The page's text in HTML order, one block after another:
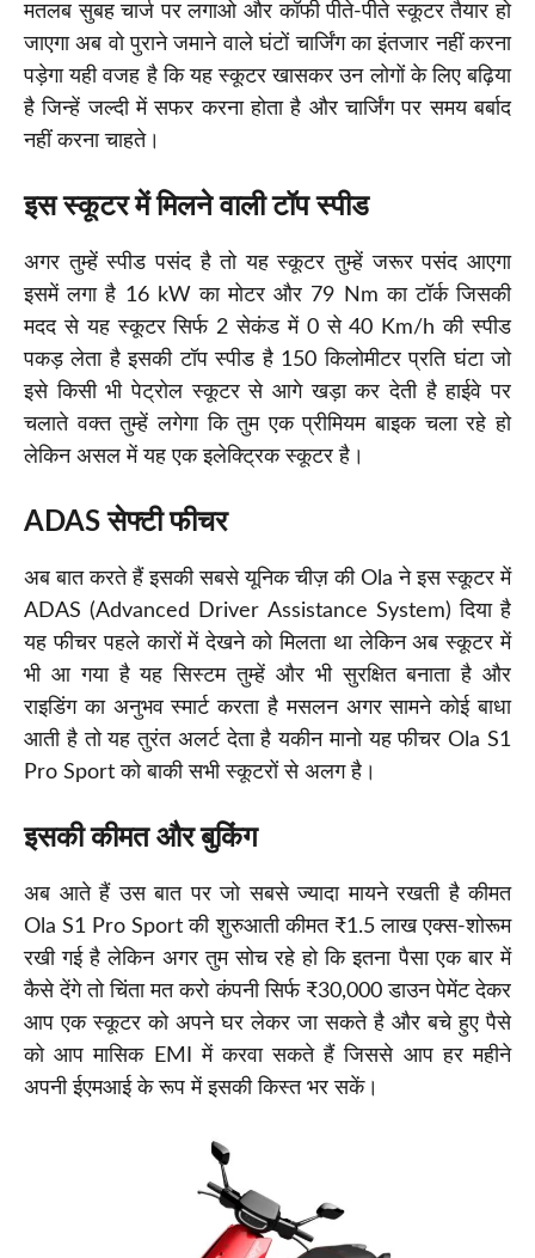
मतलब सुबह चार्ज पर लगाओ और कॉफी पीते-पीते स्कूटर तैयार हो
जाएगा अब वो पुराने जमाने वाले घंटों चार्जिंग का इंतजार नहीं करना
पड़ेगा यही वजह है कि यह स्कूटर खासकर उन लोगों के लिए बढ़िया
है जिन्हें जल्दी में सफर करना होता है और चार्जिंग पर समय बर्बाद
नहीं करना चाहते।
इस स्कूटर में मिलने वाली टॉप स्पीड
अगर तुम्हें स्पीड पसंद है तो यह स्कूटर तुम्हें जरूर पसंद आएगा
इसमें लगा है 16 kW का मोटर और 79 Nm का टॉर्क जिसकी
मदद से यह स्कूटर सिर्फ 2 सेकंड में 0 से 40 Km/h की स्पीड
पकड़ लेता है इसकी टॉप स्पीड है 150 किलोमीटर प्रति घंटा जो
इसे किसी भी पेट्रोल स्कूटर से आगे खड़ा कर देती है हाईवे पर
चलाते वक्त तुम्हें लगेगा कि तुम एक प्रीमियम बाइक चला रहे हो
लेकिन असल में यह एक इलेक्ट्रिक स्कूटर है।
ADAS सेफ्टी फीचर
अब बात करते हैं इसकी सबसे यूनिक चीज़ की Ola ने इस स्कूटर में
ADAS (Advanced Driver Assistance System) दिया है
यह फीचर पहले कारों में देखने को मिलता था लेकिन अब स्कूटर में
भी आ गया है यह सिस्टम तुम्हें और भी सुरक्षित बनाता है और
राइडिंग का अनुभव स्मार्ट करता है मसलन अगर सामने कोई बाधा
आती है तो यह तुरंत अलर्ट देता है यकीन मानो यह फीचर Ola S1
Pro Sport को बाकी सभी स्कूटरों से अलग है।
इसकी कीमत और बुकिंग
अब आते हैं उस बात पर जो सबसे ज्यादा मायने रखती है कीमत
Ola S1 Pro Sport की शुरुआती कीमत ₹1.5 लाख एक्स-शोरूम
रखी गई है लेकिन अगर तुम सोच रहे हो कि इतना पैसा एक बार में
कैसे देंगे तो चिंता मत करो कंपनी सिर्फ ₹30,000 डाउन पेमेंट देकर
आप एक स्कूटर को अपने घर लेकर जा सकते है और बचे हुए पैसे
को आप मासिक EMI में करवा सकते हैं जिससे आप हर महीने
अपनी ईएमआई के रूप में इसकी किस्त भर सकें।